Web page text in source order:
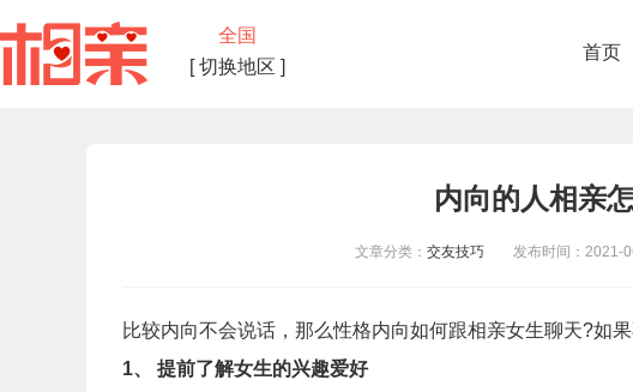
全国
[ 切换地区 ]
首页
内向的人相亲
文章分类： 交友技巧发布时间：2021-
比较内向不会说话，那么性格内向如何跟相亲女生聊天?如
1、 提前了解女生的兴趣爱好